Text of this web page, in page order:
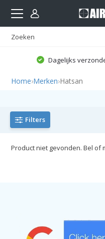
Dagelijks
Home›Merken›Hatsan
Filters
Product niet gevonden. Bel of